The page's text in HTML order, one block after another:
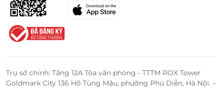
Đặt ngay qua LifeLink – Ưu đãi hấp dẫn,
tiện lợi tối đa
Đừng bỏ lỡ cơ hội trải nghiệm
LifeLink. Giao diện thân thiện, thao tác đặt chỗ
nhanh chóng giúp bạn dễ dàng lên kế hoạch cho
Trụ sở chính: Tầng 12A Tòa văn phòng - TTTM ROX Tower
Goldmark City 136 Hồ Tùng Mậu, phường Phú Diễn, Hà Nội. –